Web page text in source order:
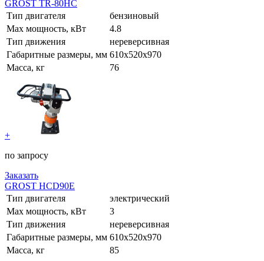
GROST TR-80HC
Тип двигателя
бензиновый
Max мощность, кВт
4.8
Тип движения
нереверсивная
Габаритные размеры, мм 610х520х970
Масса, кг
76
+
по запросу
Заказать
GROST HCD90Е
Тип двигателя
электрический
Max мощность, кВт
3
Тип движения
нереверсивная
Габаритные размеры, мм 610х520х970
Масса, кг
85